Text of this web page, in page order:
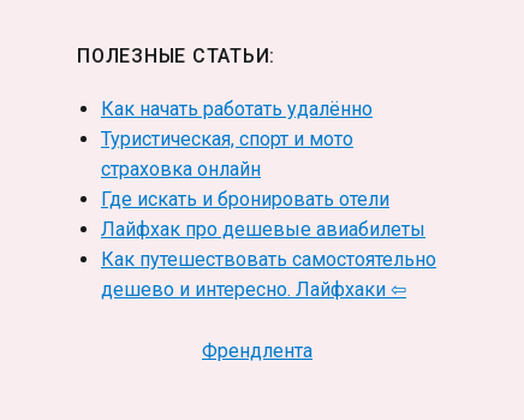
ПОЛЕЗНЫЕ СТАТЬИ:
Как начать работать удалённо
Туристическая, спорт и мото
страховка онлайн
Где искать и бронировать отели
Лайфхак про дешевые авиабилеты
Как путешествовать самостоятельно
дешево и интересно. Лайфхаки ⇦
Френдлента